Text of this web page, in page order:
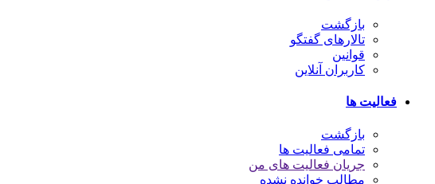
بازگشت
تالارهای گفتگو
قوانین
کاربران آنلاین
فعالیت ها
بازگشت
تمامی فعالیت ها
جریان فعالیت های من
مطالب خوانده نشده